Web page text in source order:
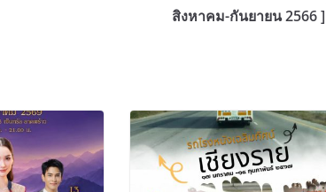
สิงหาคม-กันยายน 2566 ]